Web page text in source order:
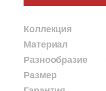
Коллекция
Материал
Разнообразие
Размер